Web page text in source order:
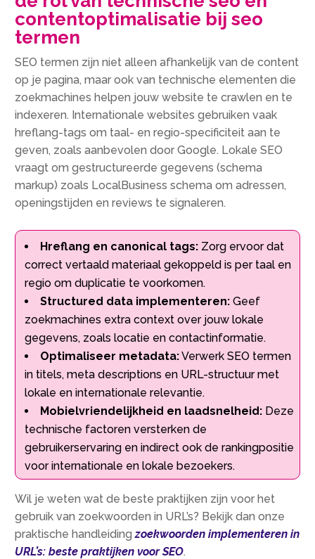
contentoptimalisatie bij seo
termen
SEO termen zijn niet alleen afhankelijk van de content
op je pagina, maar ook van technische elementen die
zoekmachines helpen jouw website te crawlen en te
indexeren. Internationale websites gebruiken vaak
hreflang-tags om taal- en regio-specificiteit aan te
geven, zoals aanbevolen door Google. Lokale SEO
vraagt om gestructureerde gegevens (schema
markup) zoals LocalBusiness schema om adressen,
openingstijden en reviews te signaleren.
Hreflang en canonical tags: Zorg ervoor dat
correct vertaald materiaal gekoppeld is per taal en
regio om duplicatie te voorkomen.
Structured data implementeren: Geef
zoekmachines extra context over jouw lokale
gegevens, zoals locatie en contactinformatie.
Optimaliseer metadata:Verwerk SEO termen
in titels, meta descriptions en URL-structuur met
lokale en internationale relevantie.
Mobielvriendelijkheid en laadsnelheid: Deze
technische factoren versterken de
gebruikerservaring en indirect ook de rankingpositie
voor internationale en lokale bezoekers.
Wil je weten wat de beste praktijken zijn voor het
gebruik van zoekwoorden in URL’s? Bekijk dan onze
praktische handleidingzoekwoorden implementeren in
URL’s: beste praktijken voor SEO.